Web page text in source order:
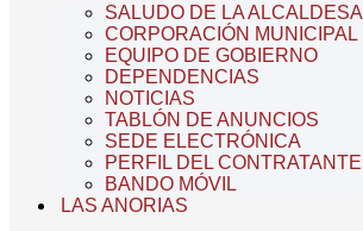
SALUDO DE LA ALCALDESA
CORPORACIÓN MUNICIPAL
EQUIPO DE GOBIERNO
DEPENDENCIAS
NOTICIAS
TABLÓN DE ANUNCIOS
SEDE ELECTRÓNICA
PERFIL DEL CONTRATANTE
BANDO MÓVIL
LAS ANORIAS